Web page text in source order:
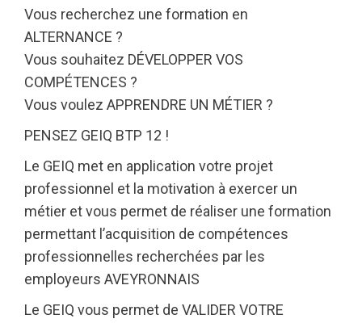
Vous recherchez une formation en
ALTERNANCE ?
Vous souhaitez DÉVELOPPER VOS
COMPÉTENCES ?
Vous voulez APPRENDRE UN MÉTIER ?
PENSEZ GEIQ BTP 12 !
Le GEIQ met en application votre projet
professionnel et la motivation à exercer un
métier et vous permet de réaliser une formation
permettant l’acquisition de compétences
professionnelles recherchées par les
employeurs AVEYRONNAIS
Le GEIQ vous permet de VALIDER VOTRE